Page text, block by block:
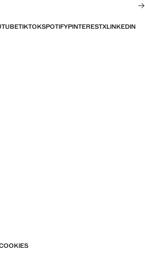
TIKTOKSPOTIFYPINTERESTXLINKEDIN